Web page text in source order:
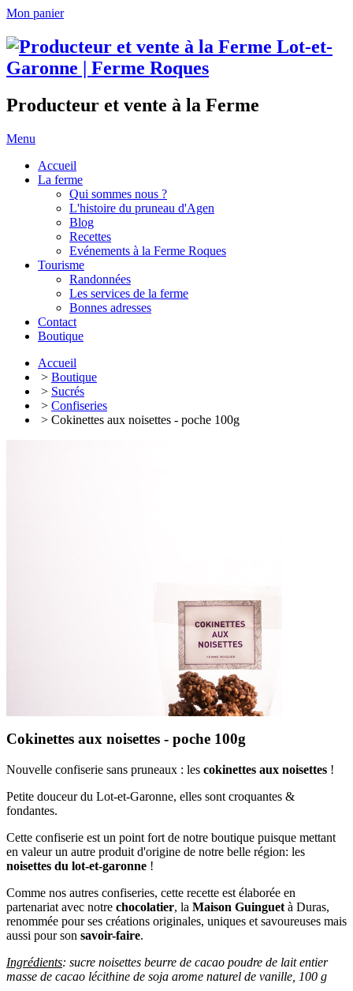
Mon panier
Producteur et vente à la Ferme
Menu
Accueil
La ferme
Qui sommes nous ?
L'histoire du pruneau d'Agen
Blog
Recettes
Evénements à la Ferme Roques
Tourisme
Randonnées
Les services de la ferme
Bonnes adresses
Contact
Boutique
Accueil
> Boutique
> Sucrés
> Confiseries
> Cokinettes aux noisettes - poche 100g
Cokinettes aux noisettes - poche 100g
Nouvelle confiserie sans pruneaux : les cokinettes aux noisettes !
Petite douceur du Lot-et-Garonne, elles sont croquantes &
fondantes.
Cette confiserie est un point fort de notre boutique puisque mettant
en valeur un autre produit d'origine de notre belle région: les
noisettes du lot-et-garonne !
Comme nos autres confiseries, cette recette est élaborée en
partenariat avec notre chocolatier, la Maison Guinguet à Duras,
renommée pour ses créations originales, uniques et savoureuses mais
aussi pour son savoir-faire.
Ingrédients: sucre noisettes beurre de cacao poudre de lait entier
masse de cacao lécithine de soja arome naturel de vanille, 100 g